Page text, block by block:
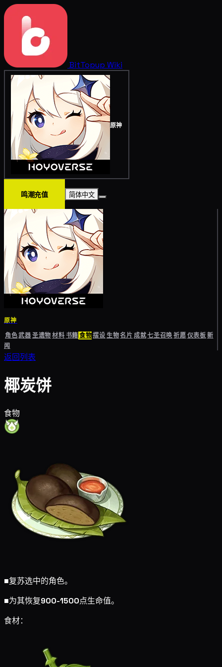
BitTopup Wiki
原神
鸣潮充值 简体中文
原神
角色武器圣遗物材料书籍食物摆设生物名片成就七圣召唤祈愿仪表板新
闻
返回列表
椰炭饼
食物
■复苏选中的角色。
■为其恢复900-1500点生命值。
食材：